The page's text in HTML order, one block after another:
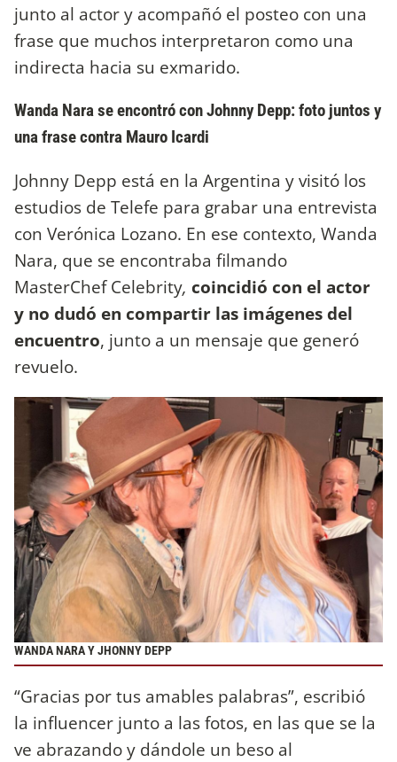
junto al actor y acompañó el posteo con una
frase que muchos interpretaron como una
indirecta hacia su exmarido.
Wanda Nara se encontró con Johnny Depp: foto juntos y
una frase contra Mauro Icardi
Johnny Depp está en la Argentina y visitó los
estudios de Telefe para grabar una entrevista
con Verónica Lozano. En ese contexto, Wanda
Nara, que se encontraba filmando
MasterChef Celebrity, coincidió con el actor
y no dudó en compartir las imágenes del
encuentro, junto a un mensaje que generó
revuelo.
WANDA NARA Y JHONNY DEPP
“Gracias por tus amables palabras”, escribió
la influencer junto a las fotos, en las que se la
ve abrazando y dándole un beso al